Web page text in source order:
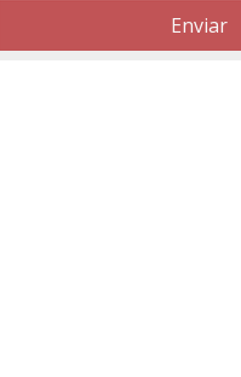
Enviar